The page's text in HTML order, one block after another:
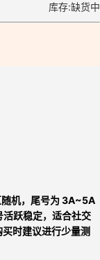
库存:缺货中
机，尾号为 3A~5A
跃稳定，适合社交
时建议进行少量测